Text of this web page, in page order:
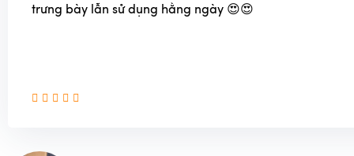
trưng bày lẫn sử dụng hằng ngày 😍😍